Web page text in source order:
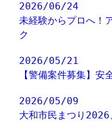
2026/06/24
未経験からプロへ！
ク
2026/05/21
【警備案件募集】安
2026/05/09
大和市民まつり2026